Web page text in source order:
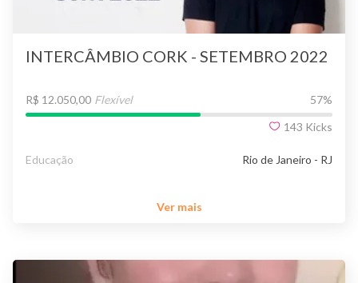
INTERCÂMBIO CORK - SETEMBRO 2022
R$ 12.050,00 Flexível 57%
143 Kicks
Educação Rio de Janeiro - RJ
Ver mais